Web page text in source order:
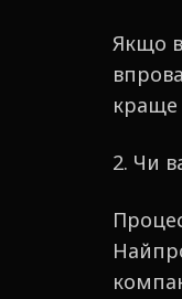
Якщо
краще
2. Чи